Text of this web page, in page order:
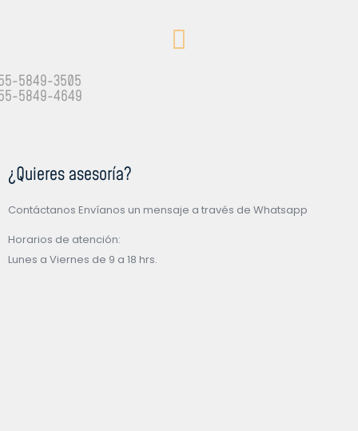
5849-3505
5849-4649
¿Quieres asesoría?
Contáctanos Envíanos un mensaje a través de Whatsapp
Horarios de atención:
Lunes a Viernes de 9 a 18 hrs.